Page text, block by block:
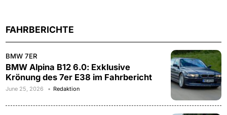
FAHRBERICHTE
BMW 7ER
BMW Alpina B12 6.0: Exklusive
Krönung des 7er E38 im Fahrbericht
June 25, 2026 Redaktion